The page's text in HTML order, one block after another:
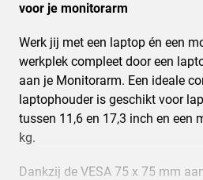
voor je monitorarm
Werk jij met een laptop én een
werkplek compleet door een
aan je Monitorarm. Een ideale
laptophouder is geschikt voor
tussen 11,6 en 17,3 inch en een
kg.
Dankzij de VESA 75 x 75 mm